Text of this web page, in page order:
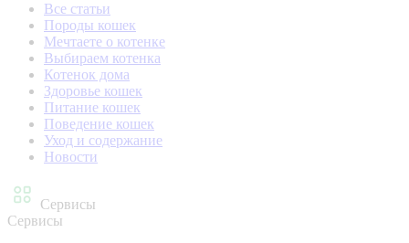
Все статьи
Породы кошек
Мечтаете о котенке
Выбираем котенка
Котенок дома
Здоровье кошек
Питание кошек
Поведение кошек
Уход и содержание
Новости
Сервисы
Сервисы